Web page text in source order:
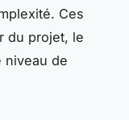
Ces
du projet, le
niveau de